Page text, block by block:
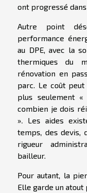
ont progressé
Autre point
performance
au DPE, avec la
thermiques du
rénovation en
parc. Le coût
plus seulement «
combien je dois
». Les aides
temps, des devis,
rigueur
bailleur.
Pour autant, la
Elle garde un